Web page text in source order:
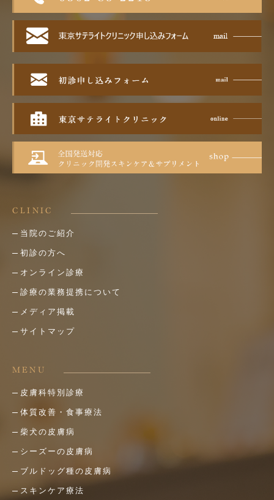
CLINIC
当院のご紹介
初診の方へ
オンライン診療
診療の業務提携について
メディア掲載
サイトマップ
MENU
皮膚科特別診療
体質改善・食事療法
柴犬の皮膚病
シーズーの皮膚病
ブルドッグ種の皮膚病
スキンケア療法